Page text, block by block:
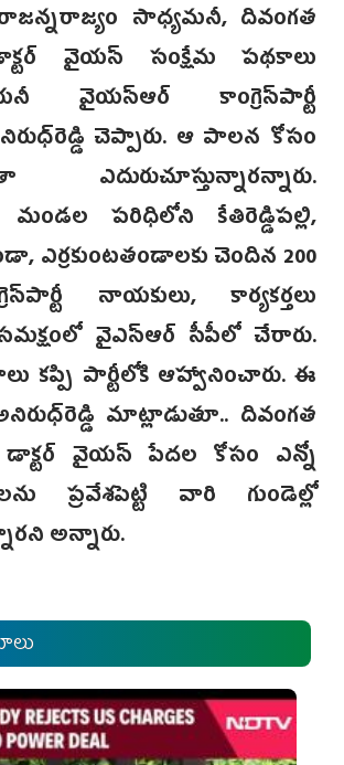
సాధ్యమనీ, దివంగత
వైయస్ సంక్షేమ పథకాలు
వైయస్‌ఆర్ కాంగ్రెస్‌పార్టీ
చెప్పారు. ఆ పాలన కోసం
ఎదురుచూస్తున్నారన్నారు.
పరిధిలోని కేతిరెడ్డిపల్లి,
ఎర్రకుంటతండాలకు చెందిన 200
నాయకులు, కార్యకర్తలు
వైఎస్‌ఆర్ సీపీలో చేరారు.
కప్పి పార్టీలోకి ఆహ్వానించారు. ఈ
మాట్లాడుతూ.. దివంగత
డాక్టర్ వైయస్ పేదల కోసం ఎన్నో
ప్రవేశపెట్టి వారి గుండెల్లో
అన్నారు.